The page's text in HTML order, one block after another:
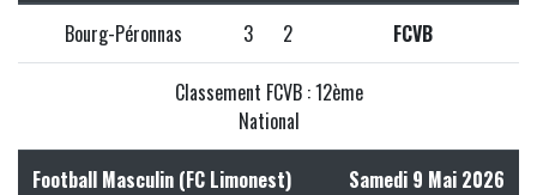
Bourg-Péronnas 3 2 FCVB
Classement FCVB : 12ème
National
Football Masculin (FC Limonest) Samedi 9 Mai 2026